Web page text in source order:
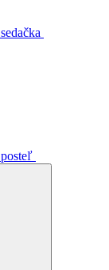
sedačka
posteľ